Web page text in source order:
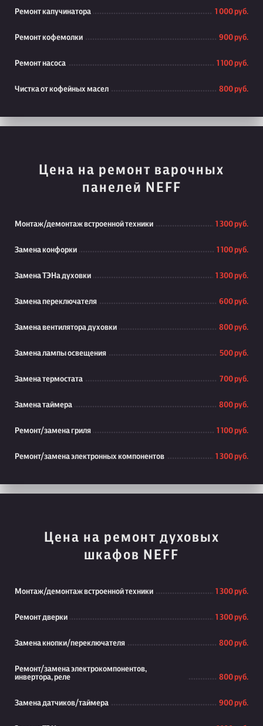
Ремонт капучинатора 1 000 руб.
Ремонт кофемолки 900 руб.
Ремонт насоса 1 100 руб.
Чистка от кофейных масел 800 руб.
Цена на ремонт варочных
панелей NEFF
Монтаж/демонтаж встроенной техники 1 300 руб.
Замена конфорки 1 100 руб.
Замена ТЭНа духовки 1 300 руб.
Замена переключателя 600 руб.
Замена вентилятора духовки 800 руб.
Замена лампы освещения 500 руб.
Замена термостата 700 руб.
Замена таймера 800 руб.
Ремонт/замена гриля 1 100 руб.
Ремонт/замена электронных компонентов 1 300 руб.
Цена на ремонт духовых
шкафов NEFF
Монтаж/демонтаж встроенной техники 1 300 руб.
Ремонт дверки 1 300 руб.
Замена кнопки/переключателя 800 руб.
Ремонт/замена электрокомпонентов,
инвертора, реле
800 руб.
Замена датчиков/таймера 900 руб.